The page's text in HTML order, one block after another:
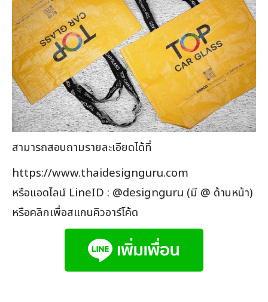
สามารถสอบถามรายละเอียดได้ที่
https://www.thaidesignguru.com
หรือแอดไลน์ LineID : @designguru (มี @ ด้านหน้า)
หรือคลิกเพื่อสแกนคิวอาร์โค้ด